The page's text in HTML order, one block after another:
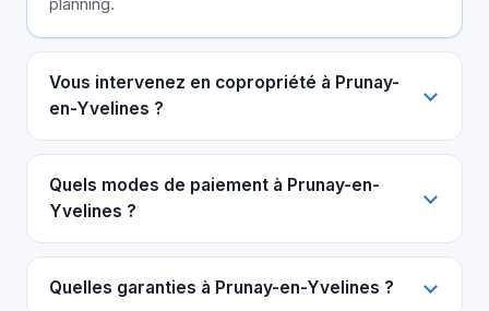
Vous intervenez en copropriété à Prunay-
en-Yvelines ?
Quels modes de paiement à Prunay-en-
Yvelines ?
Quelles garanties à Prunay-en-Yvelines ?